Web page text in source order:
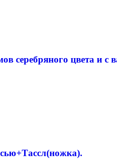
серебряного цвета и с